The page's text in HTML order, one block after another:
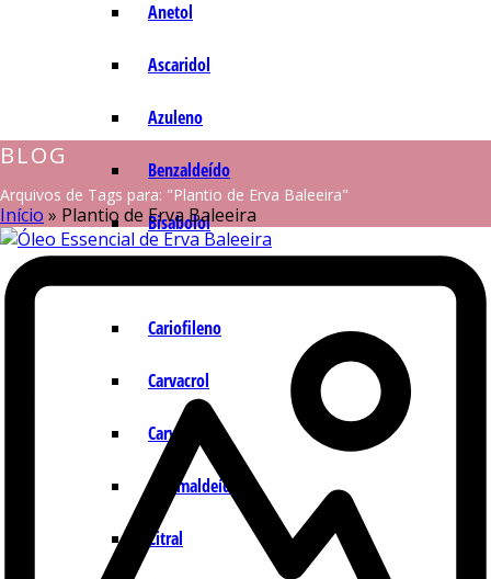
Anetol
Ascaridol
Azuleno
Benzaldeído
Bisabolol
Cariofileno
Carvacrol
Carvona
Cinamaldeído
Citral
BLOG
Arquivos de Tags para: "Plantio de Erva Baleeira"
Início » Plantio de Erva Baleeira